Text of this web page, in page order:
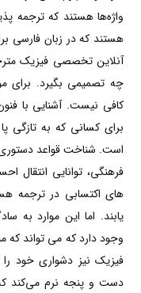
واژه‌ها هستند که ترجمه
هستند که در زبان فارسی
آنلاین تخصصی فیزیک
چه تصمیمی بگیرد. برای
کافی نیست. آشنایی با
برای کسانی که به تازگی
است. شناخت قواعد دستوری
فرهنگی، توانایی انتقال
های اکتسابی در ترجمه
یابند. اما این موارد به
وجود دارد که می تواند که
فیزیک نیز دشواری خود
دست و پنجه نرم می‌کند